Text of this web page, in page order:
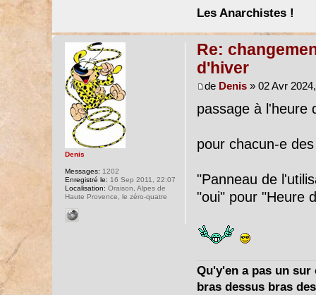
Les Anarchistes !
Re:
d'hiver
de Denis» 02 Avr
passage à l'heure
pour chacun-e
"Panneau de
"oui" pour "Heure
Qu'y'en a pas un
bras dessus bras
Denis
Messages: 1202
Enregistré le: 16 Sep 2011, 22:07
Localisation: Oraison, Alpes de
Haute Provence, le zéro-quatre